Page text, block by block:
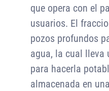
que opera con el
usuarios. El
pozos profundos
agua, la cual lleva
para hacerla
almacenada en